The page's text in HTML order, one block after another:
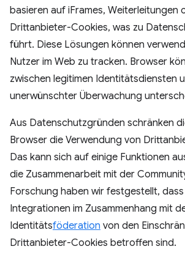
basieren auf iFrames, Weiterleitungen
Drittanbieter-Cookies, was zu
führt. Diese Lösungen können
Nutzer im Web zu tracken. Browser
zwischen legitimen Identitätsdiensten
unerwünschter Überwachung
Aus Datenschutzgründen schränken
Browser die Verwendung von
Das kann sich auf einige Funktionen
die Zusammenarbeit mit der
Forschung haben wir festgestellt,
Integrationen im Zusammenhang mit
Identitätsföderation von den
Drittanbieter-Cookies betroffen sind.